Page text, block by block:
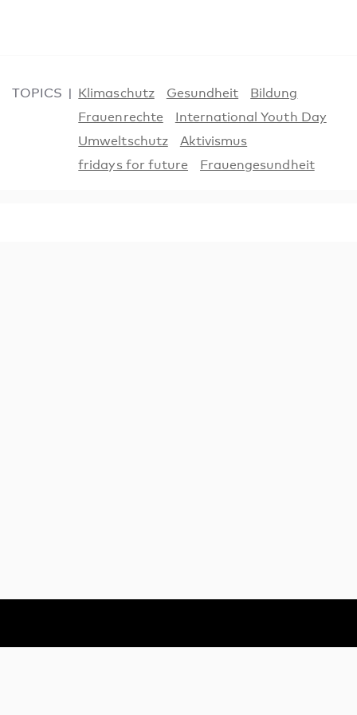
TOPICS Klimaschutz Gesundheit
Bildung
Frauenrechte
International Youth Day
Umweltschutz
Aktivismus
fridays for future
Frauengesundheit